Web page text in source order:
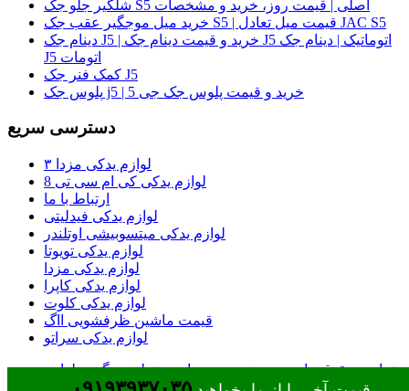
شلگیر جلو جک S5 اصلی | قیمت روز، خرید و مشخصات
خرید میل موجگیر عقب جک S5 | قیمت میل تعادل JAC S5
دینام جک J5 | خرید و قیمت دینام جک J5 اتوماتیک | دینام جک
J5 اتومات
کمک فنر جک J5
پلوس جک j5 | خرید و قیمت پلوس جک جی 5
دسترسی سریع
لوازم یدکی مزدا ۳
لوازم یدکی کی ام سی تی 8
ارتباط با ما
لوازم یدکی فیدلیتی
لوازم یدکی میتسوبیشی اوتلندر
لوازم یدکی تویوتا
لوازم یدکی مزدا
لوازم یدکی کاپرا
لوازم یدکی کلوت
قیمت ماشین ظرفشویی ااگ
لوازم یدکی سراتو
تمامی حقوق مادی و معنوی وب سایت متعلق به گروه لوازم
یدکی جک شاپ قهاری می باشد